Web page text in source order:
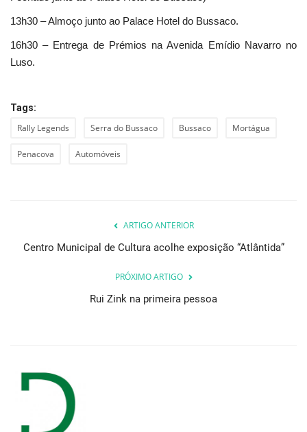
13h30 – Almoço junto ao Palace Hotel do Bussaco.
16h30 – Entrega de Prémios na Avenida Emídio Navarro no
Luso.
Tags:
Rally Legends Serra do Bussaco Bussaco Mortágua
Penacova Automóveis
ARTIGO ANTERIOR
Centro Municipal de Cultura acolhe exposição “Atlântida”
PRÓXIMO ARTIGO
Rui Zink na primeira pessoa